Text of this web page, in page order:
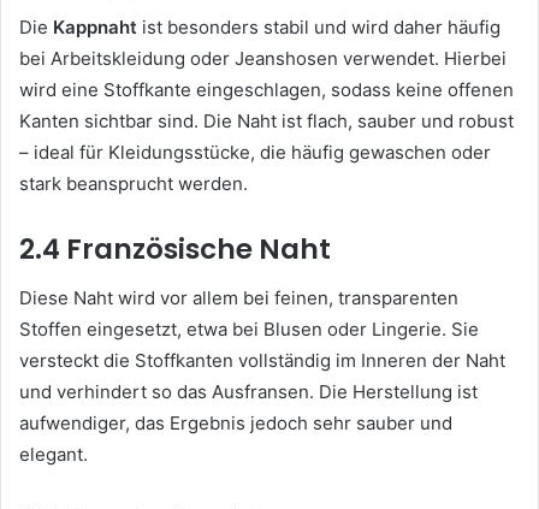
Die Kappnaht ist besonders stabil und wird daher häufig
bei Arbeitskleidung oder Jeanshosen verwendet. Hierbei
wird eine Stoffkante eingeschlagen, sodass keine offenen
Kanten sichtbar sind. Die Naht ist flach, sauber und robust
– ideal für Kleidungsstücke, die häufig gewaschen oder
stark beansprucht werden.
2.4 Französische Naht
Diese Naht wird vor allem bei feinen, transparenten
Stoffen eingesetzt, etwa bei Blusen oder Lingerie. Sie
versteckt die Stoffkanten vollständig im Inneren der Naht
und verhindert so das Ausfransen. Die Herstellung ist
aufwendiger, das Ergebnis jedoch sehr sauber und
elegant.